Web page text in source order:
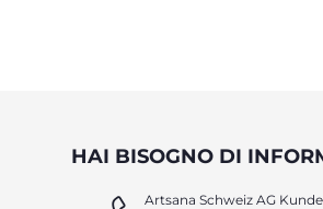
HAI BISOGNO DI
Artsana Schweiz AG